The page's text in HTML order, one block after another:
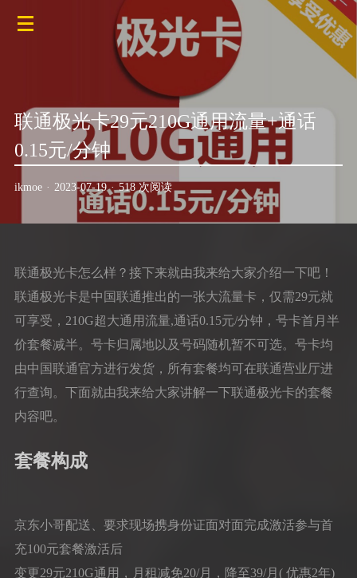
联通极光卡29元210G通用流量+通话
0.15元/分钟
ikmoe · 2023-07-19 · 518 次阅读
联通极光卡怎么样？接下来就由我来给大家介绍一下吧！
联通极光卡是中国联通推出的一张大流量卡，仅需29元就
可享受，210G超大通用流量,通话0.15元/分钟，号卡首月半
价套餐减半。号卡归属地以及号码随机暂不可选。号卡均
由中国联通官方进行发货，所有套餐均可在联通营业厅进
行查询。下面就由我来给大家讲解一下联通极光卡的套餐
内容吧。
套餐构成
京东小哥配送、要求现场携身份证面对面完成激活参与首
充100元套餐激活后
变更29元210G通用，月租减免20/月，降至39/月( 优惠2年)